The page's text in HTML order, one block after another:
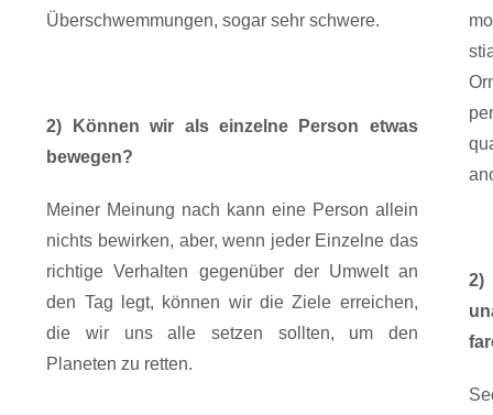
Überschwemmungen, sogar sehr schwere.
2) Können wir als einzelne Person etwas
bewegen?
Meiner Meinung nach kann eine Person allein
nichts bewirken, aber, wenn jeder Einzelne das
richtige Verhalten gegenüber der Umwelt an
den Tag legt, können wir die Ziele erreichen,
die wir uns alle setzen sollten, um den
Planeten zu retten.
2)